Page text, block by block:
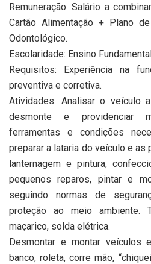
Remuneração: Salário a
Cartão Alimentação + Plano
Odontológico.
Escolaridade: Ensino
Requisitos: Experiência na
preventiva e corretiva.
Atividades: Analisar o veículo
desmonte e providenciar
ferramentas e condições
preparar a lataria do veículo e
lanternagem e pintura,
pequenos reparos, pintar e
seguindo normas de
proteção ao meio ambiente.
maçarico, solda elétrica.
Desmontar e montar veículos
banco, roleta, corre mão,